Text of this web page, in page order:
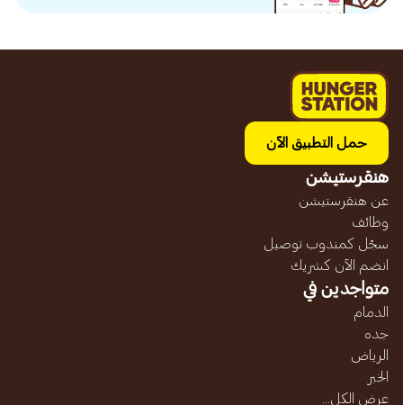
حمل التطبيق الآن
هنقرستيشن
عن هنقرستيشن
وظائف
سجّل كمندوب توصيل
انضم الآن كشريك
متواجدين في
الدمام
جده
الرياض
الخبر
عرض الكل...